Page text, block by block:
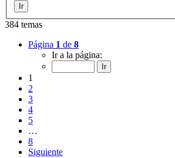
384 temas
Página 1 de 8
Ir a la página:
1
2
3
4
5
…
8
Siguiente